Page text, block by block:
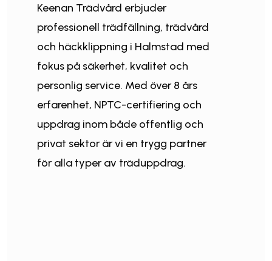
Keenan Trädvård erbjuder
professionell trädfällning, trädvård
och häckklippning i Halmstad med
fokus på säkerhet, kvalitet och
personlig service. Med över 8 års
erfarenhet, NPTC-certifiering och
uppdrag inom både offentlig och
privat sektor är vi en trygg partner
för alla typer av träduppdrag.